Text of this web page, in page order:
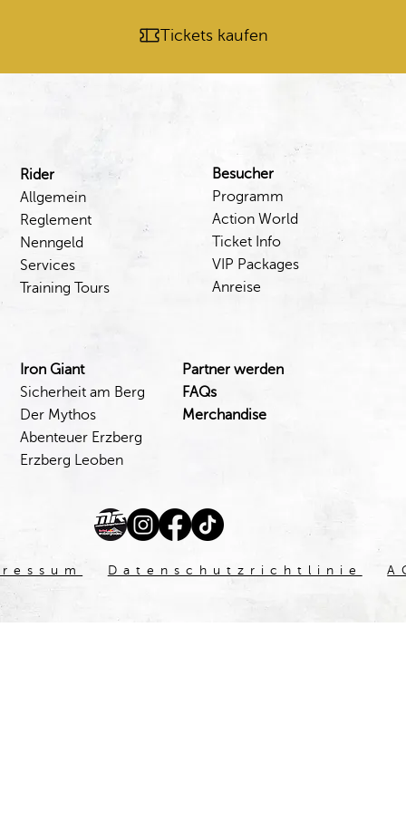
Tickets kaufen
Datenschutzrichtlinie
Rider
Allgemein
Reglement
Nenngeld
Services
Training Tours
Besucher
Programm
Action World
Ticket Info
VIP Packages
Anreise
Iron Giant
Sicherheit am Berg
Der Mythos
Abenteuer Erzberg
Erzberg Leoben
Partner werden
FAQs
Merchandise